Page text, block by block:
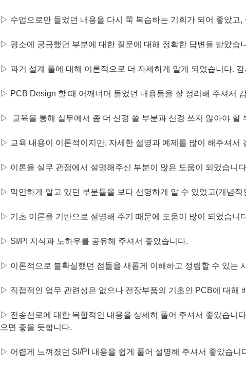
▷ 수업으로만 들었던 내용을 다시 쭉 복습하는 기회가 되어 좋았고
▷ 평소에 궁금했던 부분에 대한 질문에 대해 정확한 답변을 받았습
▷ 과거 설계 툴에 대해 이론적으로 더 자세하게 알게 되었습니다. 감
▷ PCB Design 할 때 어깨너머 들었던 내용들을 잘 정리해 주셔서
▷ 교육을 통해 실무에서 좀 더 신경 쓸 부분과 신경 쓰지 않아야 할
▷ 교육 내용이 이론적이지만, 자세한 설명과 예제를 많이 해주셔서
▷ 이론을 실무 관점에서 설명해주신 부분이 많은 도움이 되었습니
▷ 막연하게 알고 있던 부분들을 보다 선명하게 알 수 있었고(개념
▷ 기초 이론을 기반으로 설명해 주기 때문에 도움이 많이 되었습니
▷ SI/PI 지식과 노하우를 공유해 주셔서 좋았습니다.
▷ 이론적으로 불확실했던 점들을 새롭게 이해하고 정립할 수 있는
▷ 직접적인 업무 관련성은 없으나 전장부품의 기초인 PCB에 대해
▷ 전송선로에 대한 복합적인 내용을 상세히 풀어 주셔서 좋았습니
으면 좋을 듯합니다.
▷ 어렵게 느껴졌던 SI/PI 내용을 쉽게 풀어 설명해 주셔서 좋았습니